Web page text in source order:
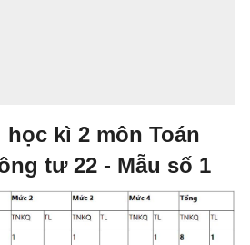
kì 2 môn Toán
tư 22 - Mẫu số 1